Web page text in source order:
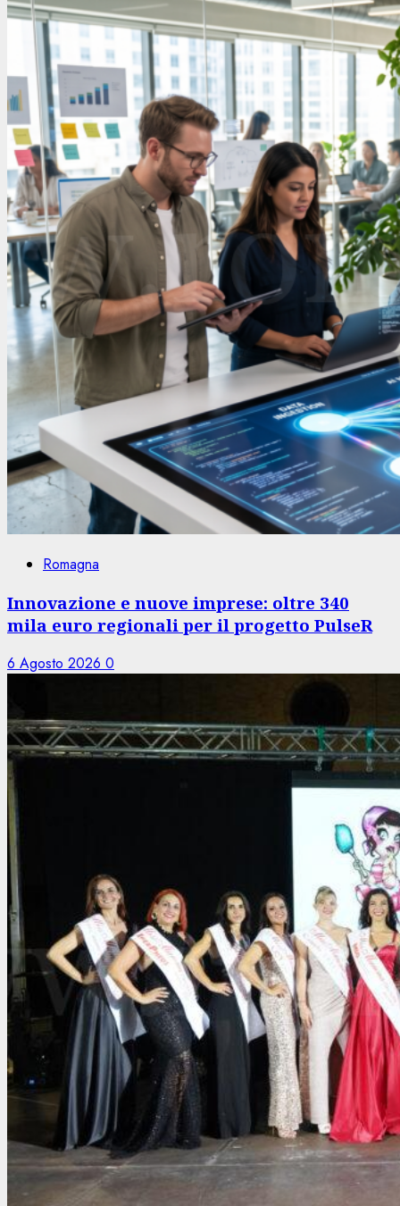
Romagna
Innovazione e nuove imprese: oltre 340
mila euro regionali per il progetto PulseR
6 Agosto 2026 0